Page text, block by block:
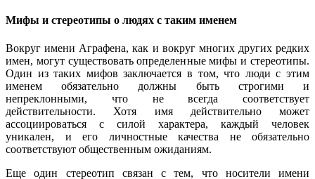
Мифы и стереотипы о людях с таким именем
Вокруг имени Аграфена, как и вокруг многих других редких
имен, могут существовать определенные мифы и стереотипы.
Один из таких мифов заключается в том, что люди с этим
именем обязательно должны быть строгими и
непреклонными, что не всегда соответствует
действительности. Хотя имя действительно может
ассоциироваться с силой характера, каждый человек
уникален, и его личностные качества не обязательно
соответствуют общественным ожиданиям.
Еще один стереотип связан с тем, что носители имени